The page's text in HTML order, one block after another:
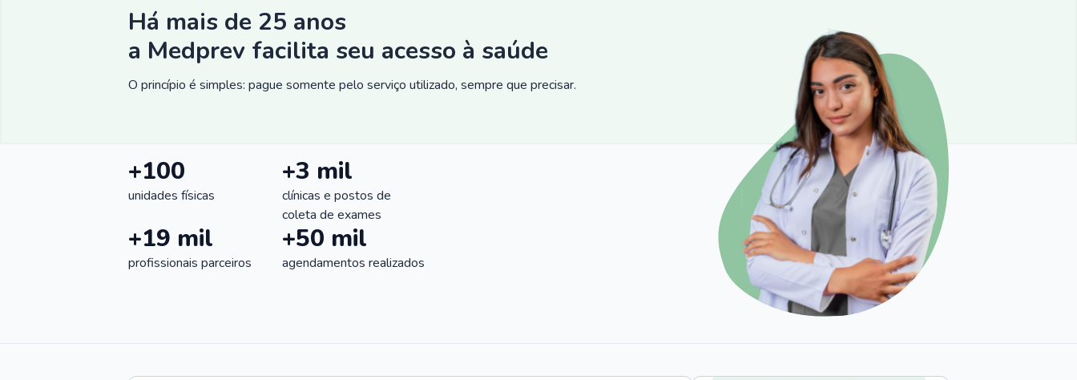
Há mais de 25 anos
a Medprev facilita seu acesso à saúde
O princípio é simples: pague somente pelo serviço utilizado, sempre que precisar.
+100
unidades físicas
+3 mil
clínicas e postos de
coleta de exames
+19 mil
profissionais parceiros
+50 mil
agendamentos realizados